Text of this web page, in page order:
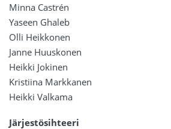
Minna Castrén
Yaseen Ghaleb
Olli Heikkonen
Janne Huuskonen
Heikki Jokinen
Kristiina Markkanen
Heikki Valkama
Järjestösihteeri